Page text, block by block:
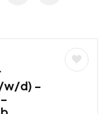
w/d) –